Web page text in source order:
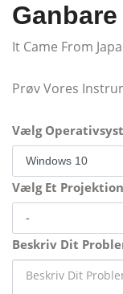
It Came From
Prøv Vores
Vælg
Vælg Et
Beskriv Dit